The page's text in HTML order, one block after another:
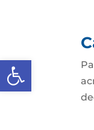
Abrir barra de